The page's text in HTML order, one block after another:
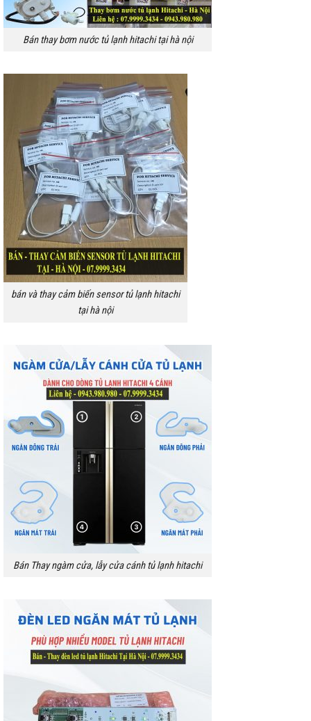
Bán thay bơm nước tủ lạnh hitachi tại hà nội
bán và thay cảm biến sensor tủ lạnh hitachi
tại hà nội
Bán Thay ngàm cửa, lẫy cửa cánh tủ lạnh hitachi